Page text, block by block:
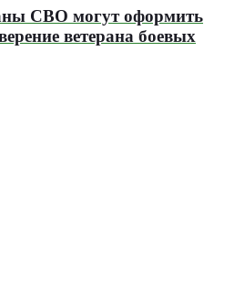
СВО могут оформить
ветерана боевых